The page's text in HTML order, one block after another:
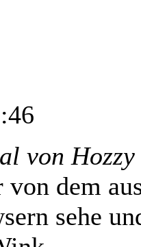
von Hozzy
dem
sehe